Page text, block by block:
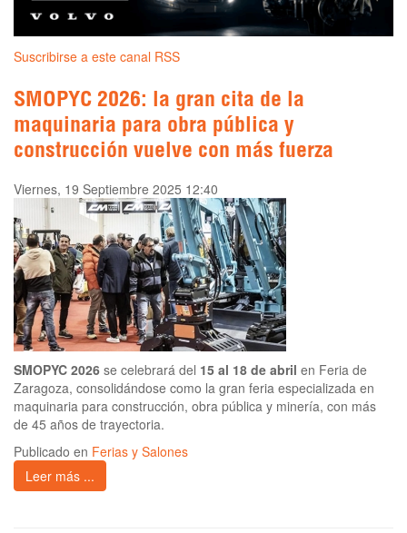
Suscribirse a este canal RSS
SMOPYC 2026: la gran cita de la
maquinaria para obra pública y
construcción vuelve con más fuerza
Viernes, 19 Septiembre 2025 12:40
SMOPYC 2026 se celebrará del 15 al 18 de abril en Feria de
Zaragoza, consolidándose como la gran feria especializada en
maquinaria para construcción, obra pública y minería, con más
de 45 años de trayectoria.
Publicado en Ferias y Salones
Leer más ...